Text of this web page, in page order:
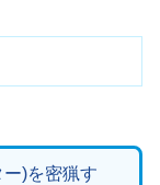
)を密猟す